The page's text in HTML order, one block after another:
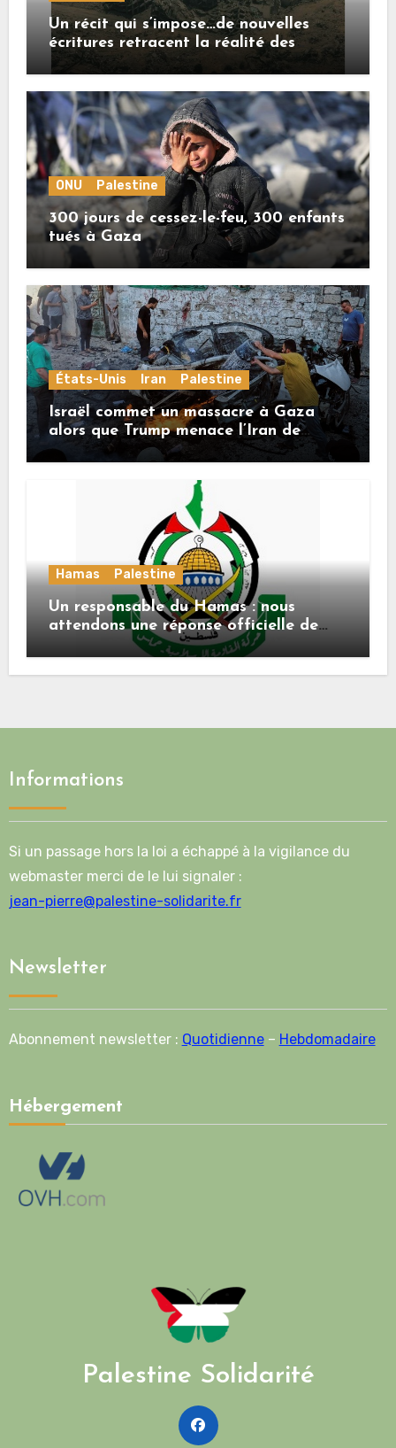
Un récit qui s’impose…de nouvelles
écritures retracent la réalité des
crimes sionistes à Gaza
ONU Palestine
300 jours de cessez-le-feu, 300 enfants
tués à Gaza
États-Unis Iran Palestine
Israël commet un massacre à Gaza
alors que Trump menace l’Iran de
«décapitation»
Hamas Palestine
Un responsable du Hamas : nous
attendons une réponse officielle de
Mladenov concernant la feuille de
route de la deuxième phase de l’accord
Informations
Si un passage hors la loi a échappé à la vigilance du
webmaster merci de le lui signaler :
jean-pierre@palestine-solidarite.fr
Newsletter
Abonnement newsletter : Quotidienne– Hebdomadaire
Hébergement
Palestine Solidarité